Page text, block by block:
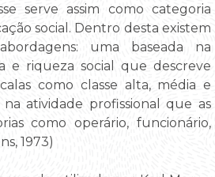
serve assim como categoria
social. Dentro desta existem
uma baseada na
e riqueza social que descreve
como classe alta, média e
na atividade profissional que as
como operário, funcionário,
1973)